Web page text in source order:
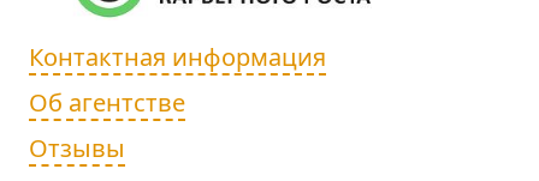
Контактная информация
Об агентстве
Отзывы